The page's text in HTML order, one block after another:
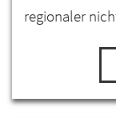
regionaler